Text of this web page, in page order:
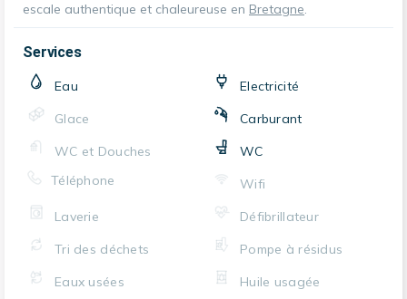
escale authentique et chaleureuse en Bretagne.
Services
Eau
Electricité
Glace
Carburant
WC et Douches
WC
Téléphone
Wifi
Laverie
Défibrillateur
Tri des déchets
Pompe à résidus
Eaux usées
Huile usagée